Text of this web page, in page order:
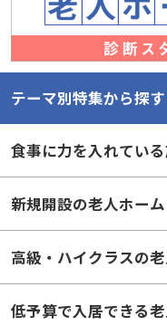
テーマ別特集から探す
食事に力を入れてい
新規開設の老人ホー
高級・ハイクラスの
低予算で入居できる